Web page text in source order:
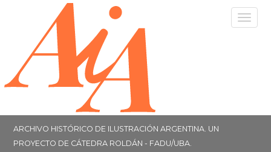
ARCHIVO HISTÓRICO DE ILUSTRACIÓN ARGENTINA. UN
PROYECTO DE CÁTEDRA ROLDÁN - FADU/UBA.